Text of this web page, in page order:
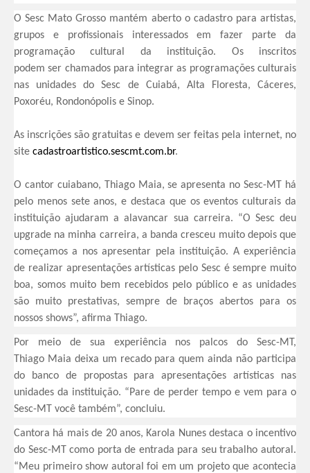
O Sesc Mato Grosso mantém aberto o cadastro para artistas,
grupos e profissionais interessados em fazer parte da
programação cultural da instituição. Os inscritos
podem ser chamados para integrar as programaçõesculturais
nas unidades do Sesc de Cuiabá, Alta Floresta, Cáceres,
Poxoréu, Rondonópolis e Sinop.
As inscrições são gratuitas e devem ser feitas pela internet, no
site cadastroartistico.sescmt.com.br.
O cantor cuiabano, Thiago Maia, se apresenta no Sesc-MT há
pelo menos sete anos, e destaca que os eventos culturais da
instituição ajudaram a alavancar sua carreira. “O Sesc deu
upgrade na minha carreira, a banda cresceu muito depois que
começamos a nos apresentar pela instituição. A experiência
de realizar apresentações artísticas pelo Sesc é sempre muito
boa, somos muito bem recebidos pelo público e as unidades
são muito prestativas, sempre de braços abertos para os
nossos shows”, afirma Thiago.
Por meio de sua experiência nos palcos do Sesc-MT,
Thiago Maia deixa um recado para quem ainda não participa
do banco de propostas para apresentações artísticas nas
unidades da instituição. “Pare de perder tempo e vem para o
Sesc-MT você também”, concluiu.
Cantora há mais de 20 anos, Karola Nunes destaca o incentivo
do Sesc-MT como porta de entrada para seu trabalho autoral.
“Meu primeiro show autoral foi em um projeto que acontecia